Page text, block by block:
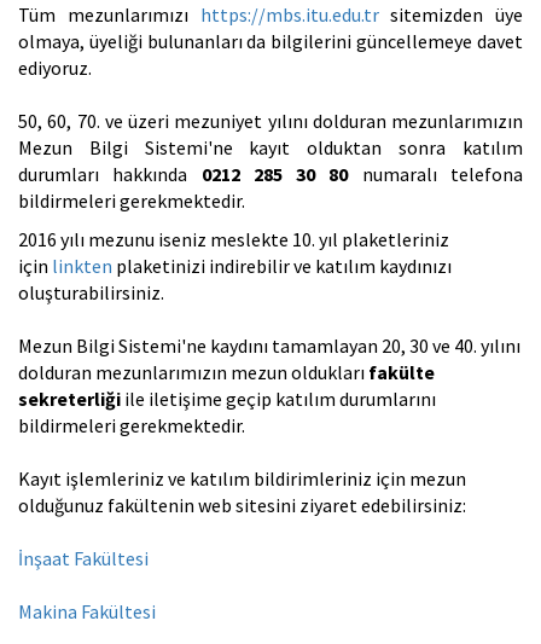
Tüm mezunlarımızı https://mbs.itu.edu.trsitemizden üye
olmaya, üyeliği bulunanları da bilgilerini güncellemeye davet
ediyoruz.
50, 60, 70. ve üzeri mezuniyet yılını dolduran mezunlarımızın
Mezun Bilgi Sistemi'ne kayıt olduktan sonra katılım
durumları hakkında 0212 285 30 80numaralı telefona
bildirmeleri gerekmektedir.
2016 yılı mezunu iseniz meslekte 10. yıl plaketleriniz
için linkten plaketinizi indirebilir ve katılım kaydınızı
oluşturabilirsiniz.
Mezun Bilgi Sistemi'ne kaydını tamamlayan 20, 30 ve 40. yılını
dolduran mezunlarımızın mezun oldukları fakülte
sekreterliği ile iletişime geçip katılım durumlarını
bildirmeleri gerekmektedir.
Kayıt işlemleriniz ve katılım bildirimleriniz için mezun
olduğunuz fakültenin web sitesini ziyaret edebilirsiniz:
İnşaat Fakültesi
Makina Fakültesi